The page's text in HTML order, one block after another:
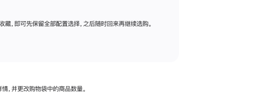
理藏，即可先保留全部配置选择，之后随时回来再继续选购。
，并更改购物袋中的商品数量。